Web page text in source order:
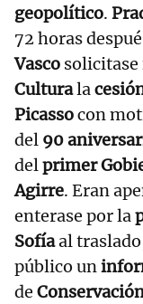
geopolítico.
72 horas
Vasco
Culturala
Picassocon
del 90
delprimer
Agirre. Eran
enterase por la
Sofíaal
público un
de